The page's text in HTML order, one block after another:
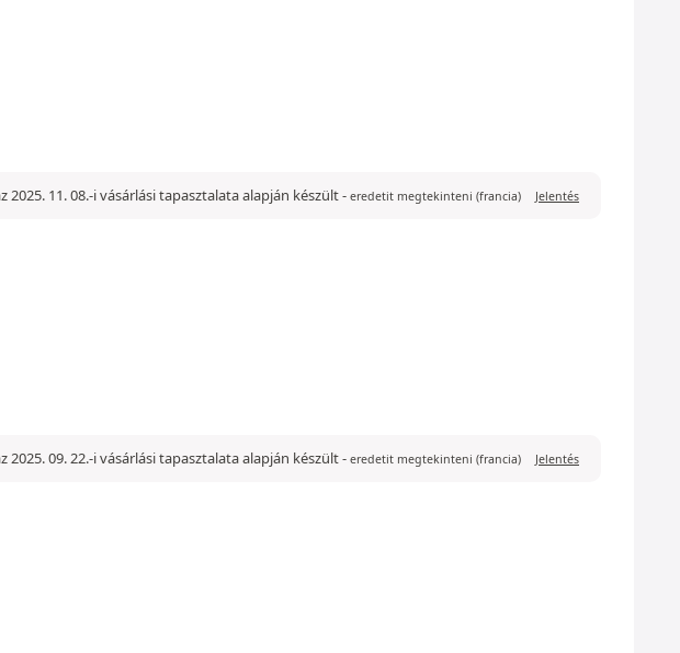
11. 08.-i vásárlási tapasztalata alapján készült- eredetit megtekinteni (francia) Jelentés
09. 22.-i vásárlási tapasztalata alapján készült- eredetit megtekinteni (francia) Jelentés